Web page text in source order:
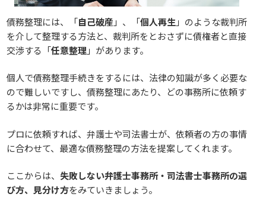
債務整理には、「自己破産 」、「個人再生 」のような裁判所
を介して整理する方法と、裁判所をとおさずに債権者と直接
交渉する「任意整理」があります。
個人で債務整理手続きをするには、法律の知識が多く必要な
ので難しいですし、債務整理にあたり、どの事務所に依頼す
るかは非常に重要です。
プロに依頼すれば、弁護士や司法書士が、依頼者の方の事情
に合わせて、最適な債務整理の方法を提案してくれます。
ここからは、 失敗しない弁護士事務所・司法書士事務所の選
び方、見分け方をみていきましょう。